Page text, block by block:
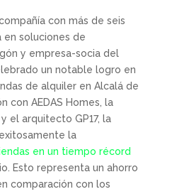
compañía con más de seis
en soluciones de
y empresa-socia del
un notable logro en
de alquiler en Alcalá de
con AEDAS Homes, la
el arquitecto GP17, la
la
en un tiempo récord
Esto representa un ahorro
comparación con los